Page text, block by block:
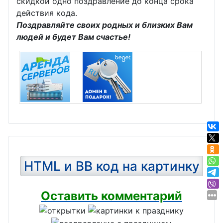
День
социолога
День
проектиров
щика
День
День
День
Сбербанка
День
строителя
День
шахтера
гимнастики
сетевика
День
крупье
таможенни
ка
инженера-
действия кода.
Поздравляйте своих родных и близких Вам
людей и будет Вам счастье!
HTML и BB код на картинку
Оставить комментарий